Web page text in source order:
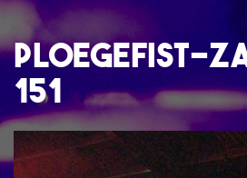
ploegefist-
151